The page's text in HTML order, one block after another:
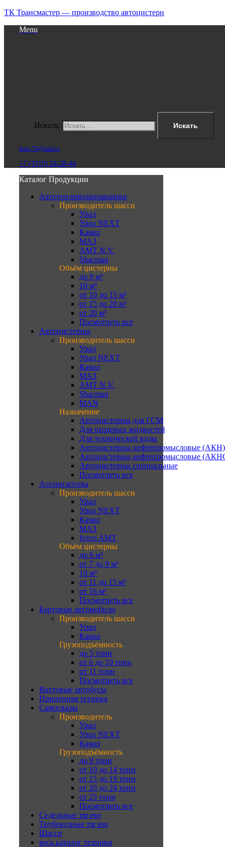
ТК Трансмастер — производство автоцистерн
Menu
Искать: Искать
tktm-74@mail.ru
+7 (3513) 24-28-44
Каталог Продукции
Автотопливозаправщики
Производитель шасси
Урал
Урал NEXT
Камаз
МАЗ
AMT N.V.
Shacman
Объём цистерны
до 9 м³
10 м³
от 10 до 15 м³
от 15 до 20 м³
от 20 м³
Посмотреть все
Автоцистерны
Производитель шасси
Урал
Урал NEXT
Камаз
МАЗ
AMT N.V.
Shacman
MAN
Назначение
Автоцистерны для ГСМ
Для пищевых жидкостей
Для технической воды
Автоцистерны нефтепромысловые (АКН)
Автоцистерны нефтепромысловые
Автоцистерны специальные
Посмотреть все
Ассенизаторы
Производитель шасси
Урал
Урал NEXT
Камаз
МАЗ
Iveco AMT
Объём цистерны
до 6 м³
от 7 до 9 м³
10 м³
от 11 до 15 м³
от 16 м³
Посмотреть все
Бортовые автомобили
Производитель шасси
Урал
Камаз
Грузоподъёмность
до 5 тонн
от 6 до 10 тонн
от 11 тонн
Посмотреть все
Вахтовые автобусы
Прицепная техника
Самосвалы
Производитель
Урал
Урал NEXT
Камаз
Грузоподъёмность
до 9 тонн
от 10 до 14 тонн
от 15 до 19 тонн
от 20 до 24 тонн
от 25 тонн
Посмотреть все
Седельные тягачи
Трубовозные тягачи
Шасси
весь каталог техники